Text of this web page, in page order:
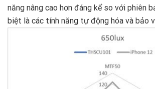
năng nâng cao hơn đáng kể so với phiên
biệt là các tính năng tự động hóa và bảo